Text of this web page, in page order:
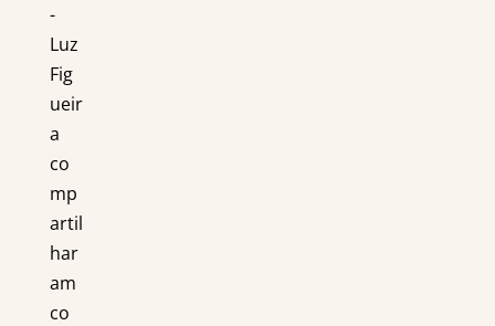
-
Luz
Fig
ueir
a
co
mp
artil
har
am
co